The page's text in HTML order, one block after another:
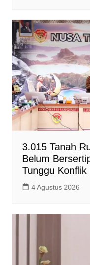
3.015 Tanah
Belum
Tunggu Konflik
4 Agustus 2026